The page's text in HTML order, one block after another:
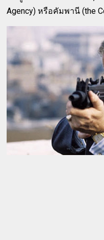
Agency) หรือคัมพานี (the